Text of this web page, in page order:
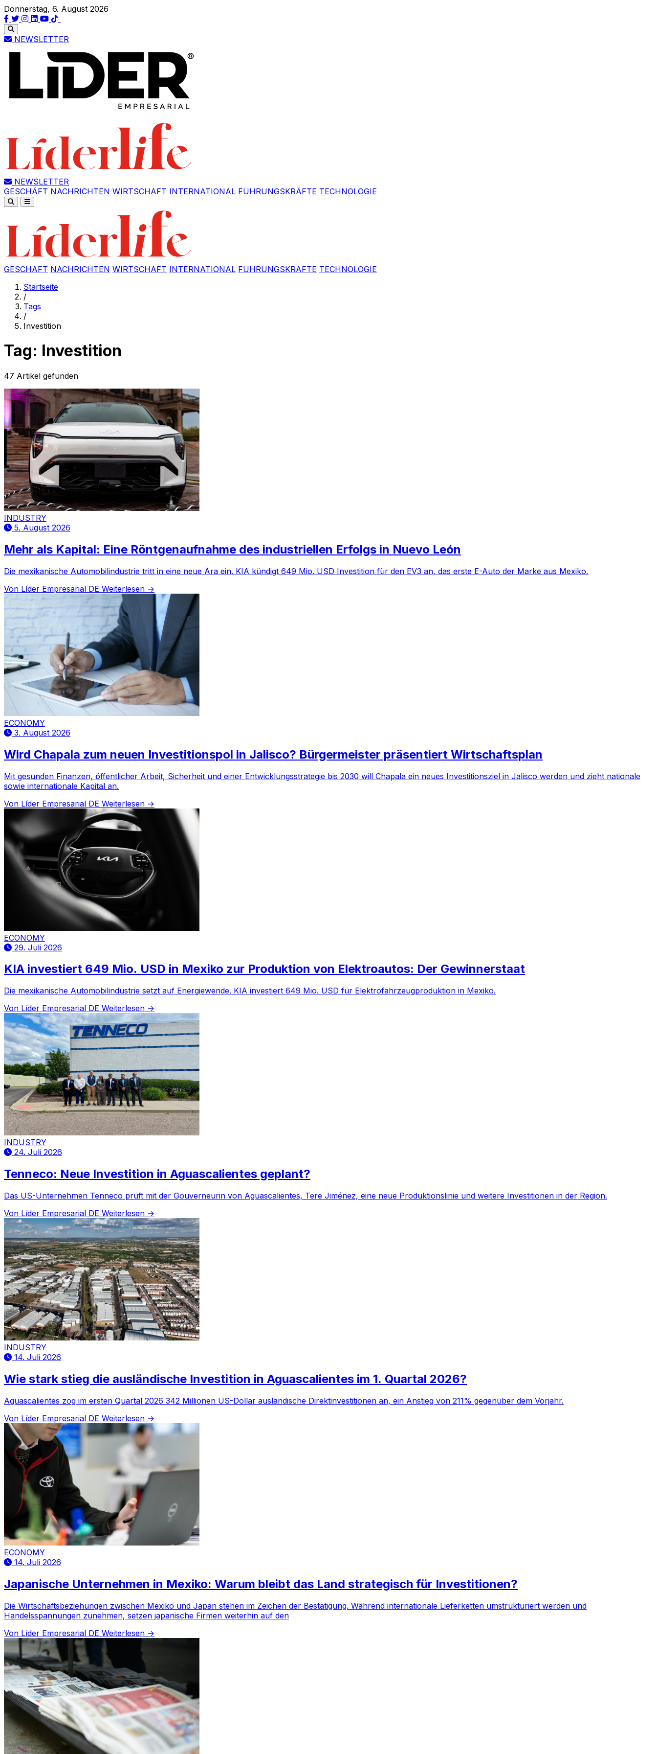
Donnerstag, 6. August 2026
NEWSLETTER
NEWSLETTER
GESCHÄFT NACHRICHTEN WIRTSCHAFT INTERNATIONAL FÜHRUNGSKRÄFTE TECHNOLOGIE
GESCHÄFT NACHRICHTEN WIRTSCHAFT INTERNATIONAL FÜHRUNGSKRÄFTE TECHNOLOGIE
Startseite
/
Tags
/
Investition
Tag: Investition
47 Artikel gefunden
INDUSTRY
5. August 2026
Mehr als Kapital: Eine Röntgenaufnahme des industriellen Erfolgs in Nuevo León
Die mexikanische Automobilindustrie tritt in eine neue Ära ein. KIA kündigt 649 Mio. USD Investition für den EV3 an, das erste E-Auto der Marke aus Mexiko.
Von Líder Empresarial DE Weiterlesen →
ECONOMY
3. August 2026
Wird Chapala zum neuen Investitionspol in Jalisco? Bürgermeister präsentiert Wirtschaftsplan
Mit gesunden Finanzen, öffentlicher Arbeit, Sicherheit und einer Entwicklungsstrategie bis 2030 will Chapala ein neues Investitionsziel in Jalisco werden und zieht nationale
sowie internationale Kapital an.
Von Líder Empresarial DE Weiterlesen →
ECONOMY
29. Juli 2026
KIA investiert 649 Mio. USD in Mexiko zur Produktion von Elektroautos: Der Gewinnerstaat
Die mexikanische Automobilindustrie setzt auf Energiewende. KIA investiert 649 Mio. USD für Elektrofahrzeugproduktion in Mexiko.
Von Líder Empresarial DE Weiterlesen →
INDUSTRY
24. Juli 2026
Tenneco: Neue Investition in Aguascalientes geplant?
Das US-Unternehmen Tenneco prüft mit der Gouverneurin von Aguascalientes, Tere Jiménez, eine neue Produktionslinie und weitere Investitionen in der Region.
Von Líder Empresarial DE Weiterlesen →
INDUSTRY
14. Juli 2026
Wie stark stieg die ausländische Investition in Aguascalientes im 1. Quartal 2026?
Aguascalientes zog im ersten Quartal 2026 342 Millionen US-Dollar ausländische Direktinvestitionen an, ein Anstieg von 211% gegenüber dem Vorjahr.
Von Líder Empresarial DE Weiterlesen →
ECONOMY
14. Juli 2026
Japanische Unternehmen in Mexiko: Warum bleibt das Land strategisch für Investitionen?
Die Wirtschaftsbeziehungen zwischen Mexiko und Japan stehen im Zeichen der Bestätigung. Während internationale Lieferketten umstrukturiert werden und
Handelsspannungen zunehmen, setzen japanische Firmen weiterhin auf den
Von Líder Empresarial DE Weiterlesen →